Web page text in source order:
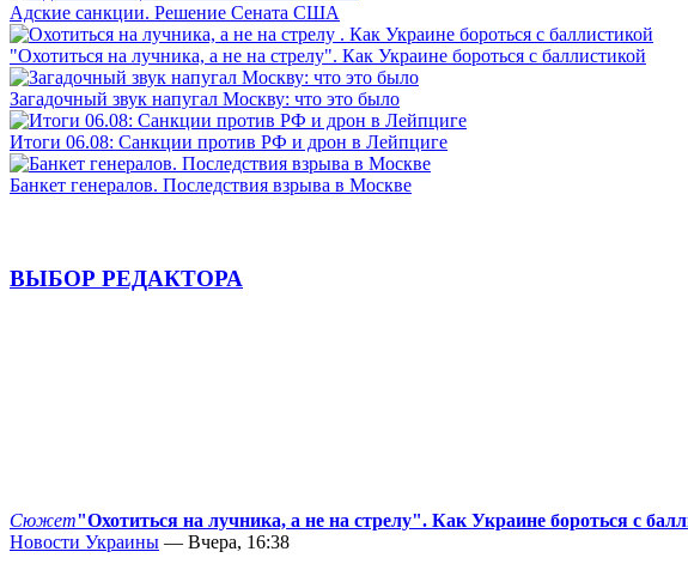
Адские санкции. Решение Сената США
"Охотиться на лучника, а не на стрелу". Как Украине бороться с баллистикой
Загадочный звук напугал Москву: что это было
Итоги 06.08: Санкции против РФ и дрон в Лейпциге
Банкет генералов. Последствия взрыва в Москве
ВЫБОР РЕДАКТОРА
Сюжет"Охотиться на лучника, а не на стрелу". Как Украине бороться с
Новости Украины — Вчера, 16:38